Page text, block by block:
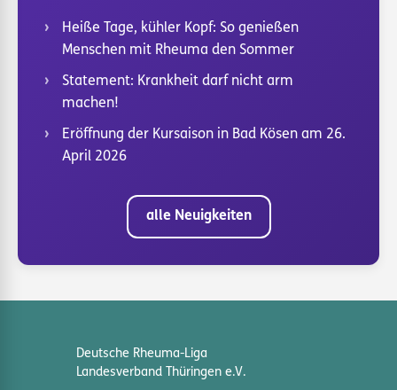
Heiße Tage, kühler Kopf: So genießen
Menschen mit Rheuma den Sommer
Statement: Krankheit darf nicht arm
machen!
Eröffnung der Kursaison in Bad Kösen am 26.
April 2026
alle Neuigkeiten
Deutsche Rheuma-Liga
Landesverband Thüringen e.V.